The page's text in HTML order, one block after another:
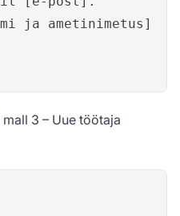
ja ametinimetus]
3 – Uue töötaja